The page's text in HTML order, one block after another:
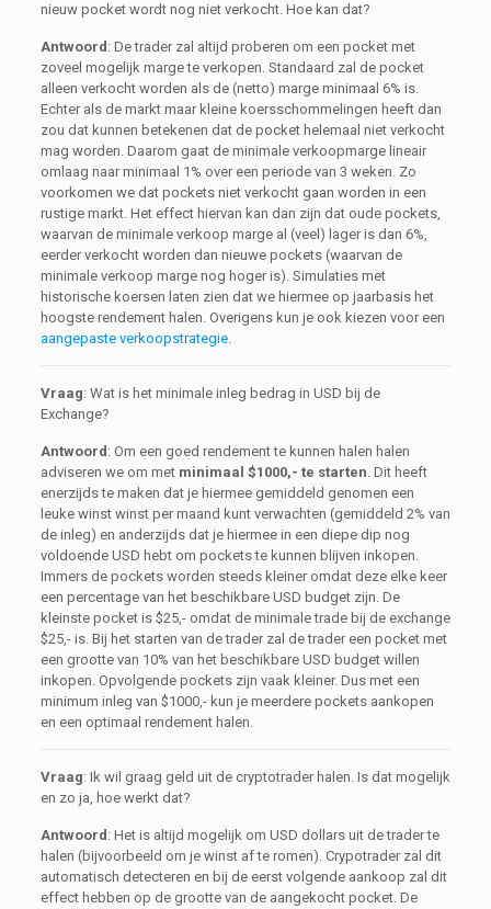
nieuw pocket wordt nog niet verkocht. Hoe kan dat?
Antwoord : De trader zal altijd proberen om een pocket met
zoveel mogelijk marge te verkopen. Standaard zal de pocket
alleen verkocht worden als de (netto) marge minimaal 6% is.
Echter als de markt maar kleine koersschommelingen heeft dan
zou dat kunnen betekenen dat de pocket helemaal niet verkocht
mag worden. Daarom gaat de minimale verkoopmarge lineair
omlaag naar minimaal 1% over een periode van 3 weken. Zo
voorkomen we dat pockets niet verkocht gaan worden in een
rustige markt. Het effect hiervan kan dan zijn dat oude pockets,
waarvan de minimale verkoop marge al (veel) lager is dan 6%,
eerder verkocht worden dan nieuwe pockets (waarvan de
minimale verkoop marge nog hoger is). Simulaties met
historische koersen laten zien dat we hiermee op jaarbasis het
hoogste rendement halen. Overigens kun je ook kiezen voor een
aangepaste verkoopstrategie.
Vraag: Wat is het minimale inleg bedrag in USD bij de
Exchange?
Antwoord : Om een goed rendement te kunnen halen halen
adviseren we om met minimaal $1000,- te starten. Dit heeft
enerzijds te maken dat je hiermee gemiddeld genomen een
leuke winst winst per maand kunt verwachten (gemiddeld 2% van
de inleg) en anderzijds dat je hiermee in een diepe dip nog
voldoende USD hebt om pockets te kunnen blijven inkopen.
Immers de pockets worden steeds kleiner omdat deze elke keer
een percentage van het beschikbare USD budget zijn. De
kleinste pocket is $25,- omdat de minimale trade bij de exchange
$25,- is. Bij het starten van de trader zal de trader een pocket met
een grootte van 10% van het beschikbare USD budget willen
inkopen. Opvolgende pockets zijn vaak kleiner. Dus met een
minimum inleg van $1000,- kun je meerdere pockets aankopen
en een optimaal rendement halen.
Vraag: Ik wil graag geld uit de cryptotrader halen. Is dat mogelijk
en zo ja, hoe werkt dat?
Antwoord : Het is altijd mogelijk om USD dollars uit de trader te
halen (bijvoorbeeld om je winst af te romen). Crypotrader zal dit
automatisch detecteren en bij de eerst volgende aankoop zal dit
effect hebben op de grootte van de aangekocht pocket. De